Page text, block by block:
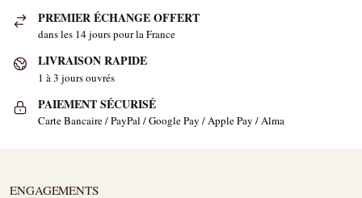
PREMIER ÉCHANGE OFFERT
dans les 14 jours pour la France
LIVRAISON RAPIDE
1 à 3 jours ouvrés
PAIEMENT SÉCURISÉ
Carte Bancaire / PayPal / Google Pay / Apple Pay / Alma
ENGAGEMENTS